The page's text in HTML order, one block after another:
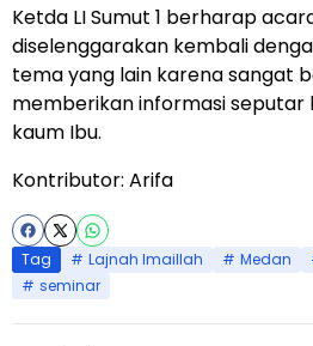
Ketda LI Sumut 1 berharap
diselenggarakan kembali
tema yang lain karena sangat
memberikan informasi seputar
kaum Ibu.
Kontributor: Arifa
Tag Lajnah Imaillah Medan
seminar